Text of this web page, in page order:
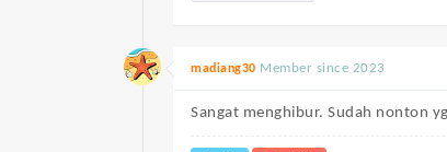
madiang30 Member since 2023
Sangat menghibur. Sudah nonton